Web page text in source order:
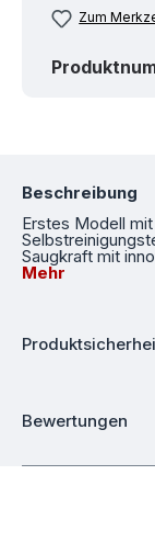
Zum
Beschreibung
Erstes Modell
Saugkraft mit
Mehr
Bewertungen